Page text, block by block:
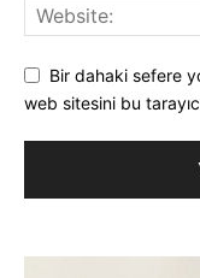
Bir dahaki sefere
web sitesini bu